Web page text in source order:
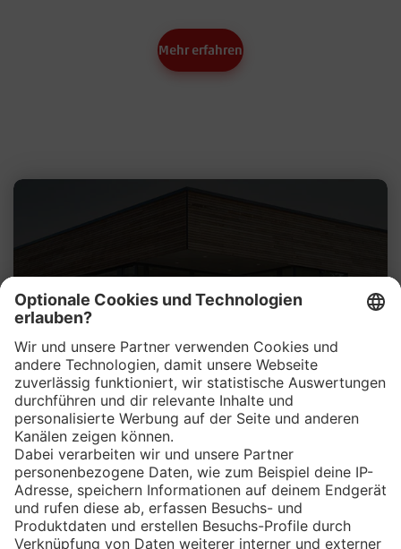
Mehr erfahren